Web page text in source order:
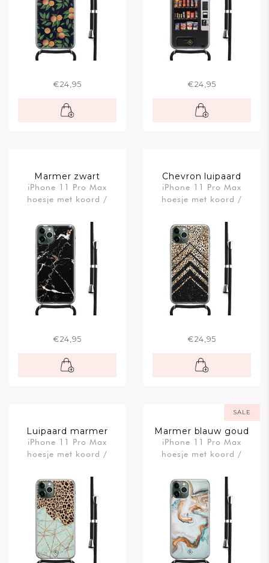
€24,95 €24,95
Marmer zwart
iPhone 11 Pro Max
hoesje met koord /
€24,95
Chevron luipaard
iPhone 11 Pro Max
hoesje met koord /
€24,95
Luipaard marmer
mint
iPhone 11 Pro Max
hoesje met koord /
SALE
Marmer blauw goud
iPhone 11 Pro Max
hoesje met koord /